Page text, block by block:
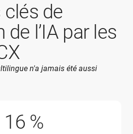
clés de
de l’IA par les
n'a jamais été aussi
16 %